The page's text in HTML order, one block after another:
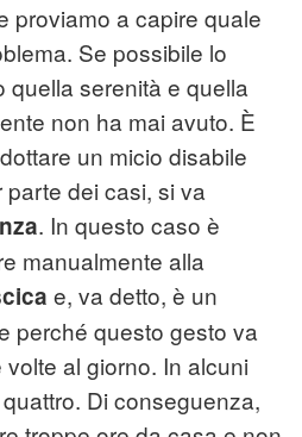
proviamo a capire quale
Se possibile lo
quella serenità e quella
non ha mai avuto. È
un micio disabile
dei casi, si va
. In questo caso è
manualmente alla
e, va detto, è un
perché questo gesto va
al giorno. In alcuni
Di conseguenza,